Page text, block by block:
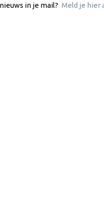
in je mail? Meld je hier